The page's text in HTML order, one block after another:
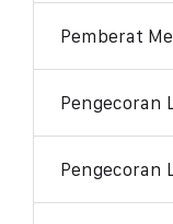
Pemberat
Pengecoran
Pengecoran